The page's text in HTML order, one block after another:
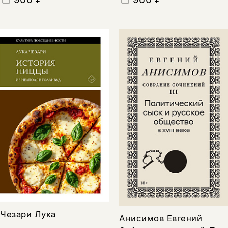
Чезари Лука Анисимов Евгений